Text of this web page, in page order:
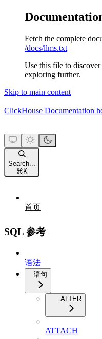
Fetch the complete
/docs/llms.txt
Use this file to
exploring further.
Skip to main content
ClickHouse Documentation
Search...
⌘ K
首页
SQL 参考
语法
语句
ALTER
ATTACH